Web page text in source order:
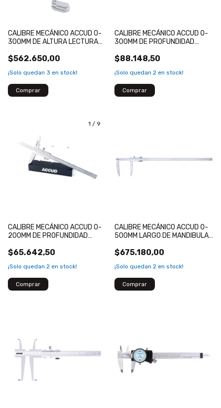
CALIBRE MECÁNICO ACCUD 0-
300MM DE ALTURA LECTURA
$562.650,00
¡Solo quedan 3 en stock!
CALIBRE MECÁNICO ACCUD 0-
300MM DE PROFUNDIDAD
$88.148,50
¡Solo quedan 2 en stock!
1 / 9
CALIBRE MECÁNICO ACCUD 0-
200MM DE PROFUNDIDAD
$65.642,50
¡Solo quedan 2 en stock!
CALIBRE MECÁNICO ACCUD 0-
500MM LARGO DE MANDIBULA
$675.180,00
¡Solo quedan 2 en stock!